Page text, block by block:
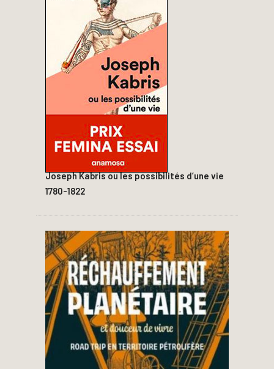
Joseph Kabris ou les possibilités d’une vie
1780-1822